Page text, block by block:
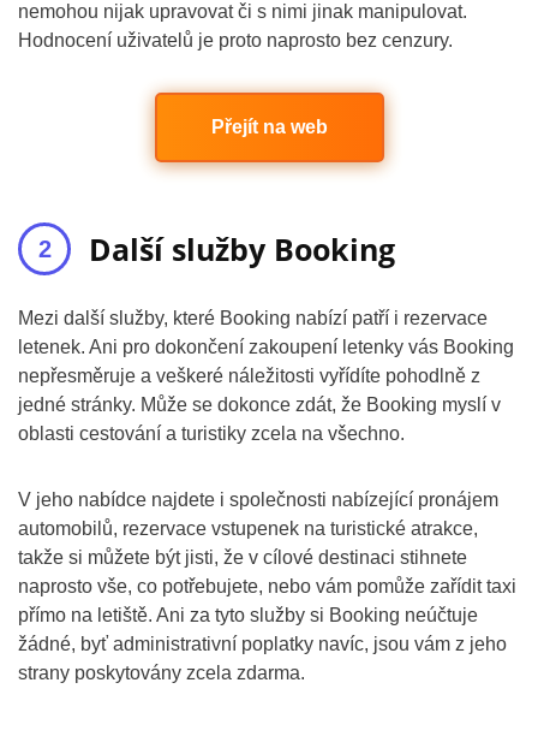
nemohou nijak upravovat či s nimi jinak manipulovat.
Hodnocení uživatelů je proto naprosto bez cenzury.
Přejít na web
Další služby Booking
Mezi další služby, které Booking nabízí patří i rezervace
letenek. Ani pro dokončení zakoupení letenky vás Booking
nepřesměruje a veškeré náležitosti vyřídíte pohodlně z
jedné stránky. Může se dokonce zdát, že Booking myslí v
oblasti cestování a turistiky zcela na všechno.
V jeho nabídce najdete i společnosti nabízející pronájem
automobilů, rezervace vstupenek na turistické atrakce,
takže si můžete být jisti, že v cílové destinaci stihnete
naprosto vše, co potřebujete, nebo vám pomůže zařídit taxi
přímo na letiště. Ani za tyto služby si Booking neúčtuje
žádné, byť administrativní poplatky navíc, jsou vám z jeho
strany poskytovány zcela zdarma.